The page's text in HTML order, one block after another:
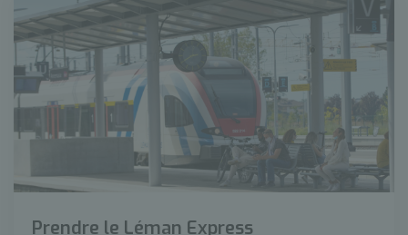
Prendre le Léman Express